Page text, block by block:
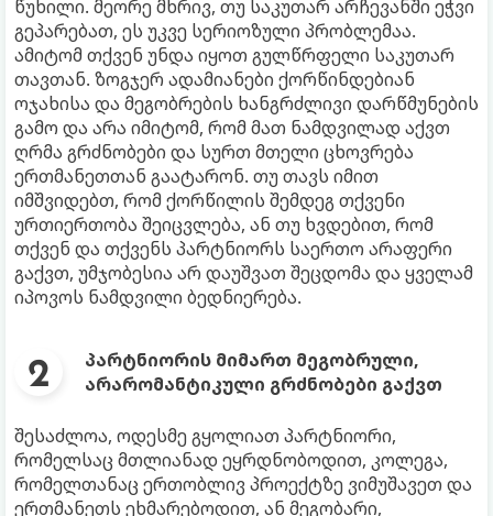
წუხილი. მეორე მხრივ, თუ საკუთარ არჩევანში ეჭვი
გეპარებათ, ეს უკვე სერიოზული პრობლემაა.
ამიტომ თქვენ უნდა იყოთ გულწრფელი საკუთარ
თავთან. ზოგჯერ ადამიანები ქორწინდებიან
ოჯახისა და მეგობრების ხანგრძლივი დარწმუნების
გამო და არა იმიტომ, რომ მათ ნამდვილად აქვთ
ღრმა გრძნობები და სურთ მთელი ცხოვრება
ერთმანეთთან გაატარონ. თუ თავს იმით
იმშვიდებთ, რომ ქორწილის შემდეგ თქვენი
ურთიერთობა შეიცვლება, ან თუ ხვდებით, რომ
თქვენ და თქვენს პარტნიორს საერთო არაფერი
გაქვთ, უმჯობესია არ დაუშვათ შეცდომა და ყველამ
იპოვოს ნამდვილი ბედნიერება.
პარტნიორის მიმართ მეგობრული,
არარომანტიკული გრძნობები გაქვთ
შესაძლოა, ოდესმე გყოლიათ პარტნიორი,
რომელსაც მთლიანად ეყრდნობოდით, კოლეგა,
რომელთანაც ერთობლივ პროექტზე ვიმუშავეთ და
ერთმანეთს ეხმარებოდით, ან მეგობარი,